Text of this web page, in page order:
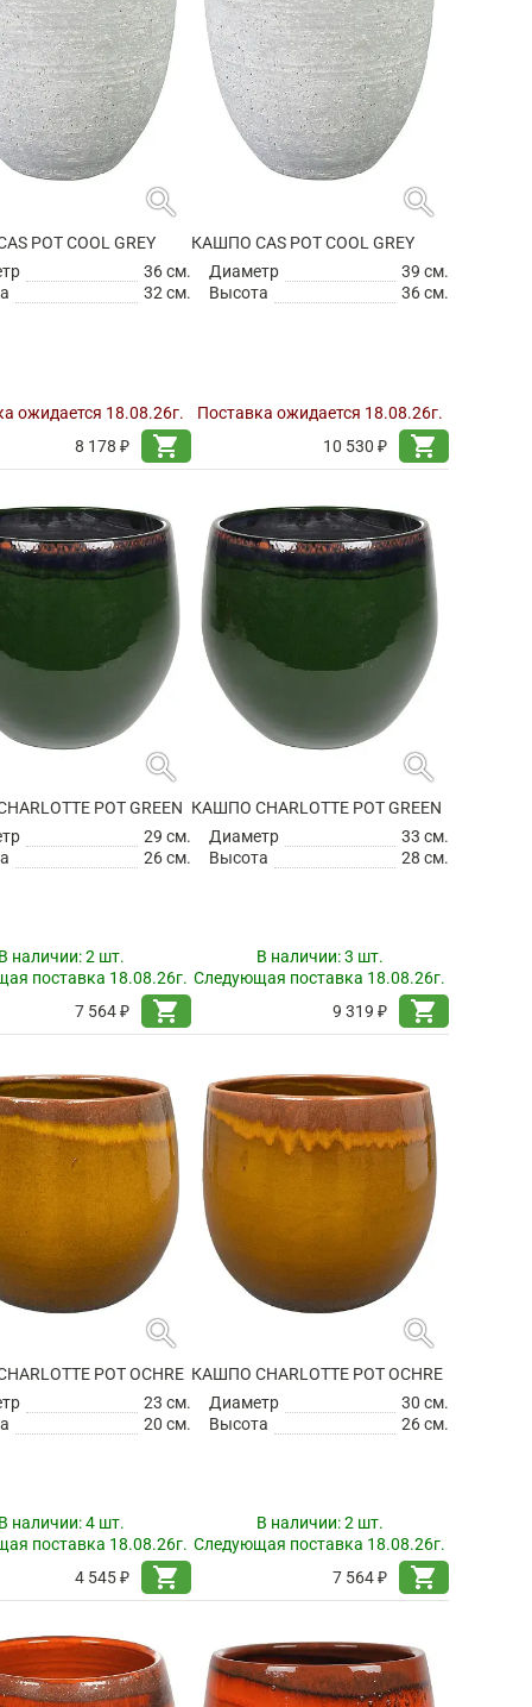
search
POT COOL GREY
36 см.
32 см.
ожидается 18.08.26г.
8 178 ₽
shopping_cart
search
КАШПО CAS POT COOL GREY
Диаметр
39 см.
Высота
36 см.
Поставка ожидается 18.08.26г.
10 530 ₽
shopping_cart
search
POT GREEN
29 см.
26 см.
наличии:2 шт.
поставка 18.08.26г.
7 564 ₽
shopping_cart
search
КАШПО CHARLOTTE POT GREEN
Диаметр
33 см.
Высота
28 см.
В наличии:3 шт.
Следующая поставка 18.08.26г.
9 319 ₽
shopping_cart
search
POT OCHRE
23 см.
20 см.
наличии:4 шт.
поставка 18.08.26г.
4 545 ₽
shopping_cart
search
КАШПО CHARLOTTE POT OCHRE
Диаметр
30 см.
Высота
26 см.
В наличии:2 шт.
Следующая поставка 18.08.26г.
7 564 ₽
shopping_cart